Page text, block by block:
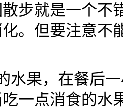
步就是一个不
。但要注意不
水果，在餐后
一点消食的水